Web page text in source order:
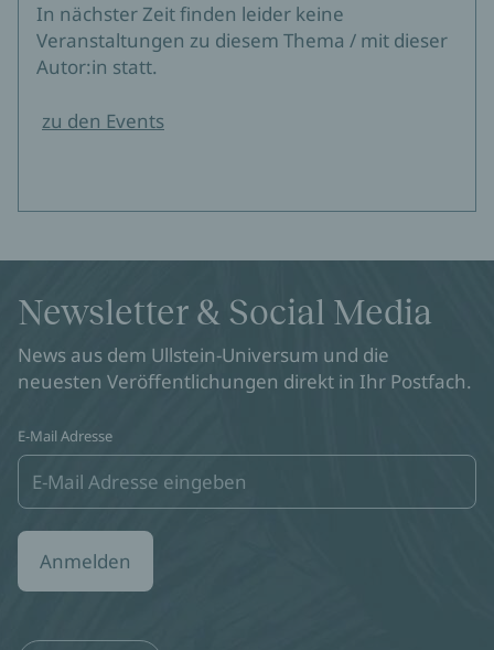
In nächster Zeit finden leider keine
Veranstaltungen zu diesem Thema / mit dieser
Autor:in statt.
zu den Events
Newsletter & Social Media
News aus dem Ullstein-Universum und die
neuesten Veröffentlichungen direkt in Ihr Postfach.
E-Mail Adresse
Anmelden